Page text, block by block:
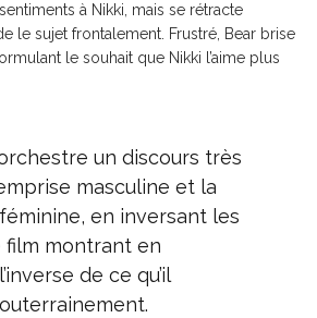
à Nikki, mais se rétracte
le sujet frontalement. Frustré, Bear brise
le souhait que Nikki l’aime plus
un discours très
masculine et la
en inversant les
film montrant en
de ce qu’il